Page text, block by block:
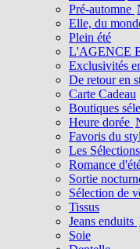
Pré-automne
Elle, du
Plein été
L'AGENCE
Exclusivités
De retour en
Carte Cadeau
Boutiques
Heure dorée
Favoris du
Les
Romance
Sortie
Sélection de
Tissus
Jeans enduits
Soie